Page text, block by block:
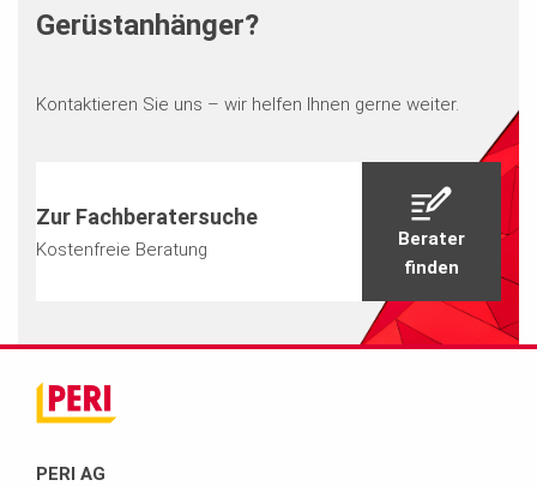
Gerüstanhänger?
Kontaktieren Sie uns – wir helfen Ihnen gerne weiter.
Zur Fachberatersuche
Kostenfreie Beratung
Berater
finden
PERI AG